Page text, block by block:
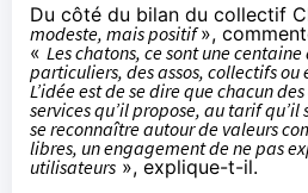
Du côté du bilan du collectif
modeste, mais positif»,
« Les chatons, ce sont une
particuliers, des assos, collectifs
L’idée est de se dire que chacun
services qu’il propose, au tarif
se reconnaître autour de valeurs
libres, un engagement de ne pas
utilisateurs », explique-t-il.